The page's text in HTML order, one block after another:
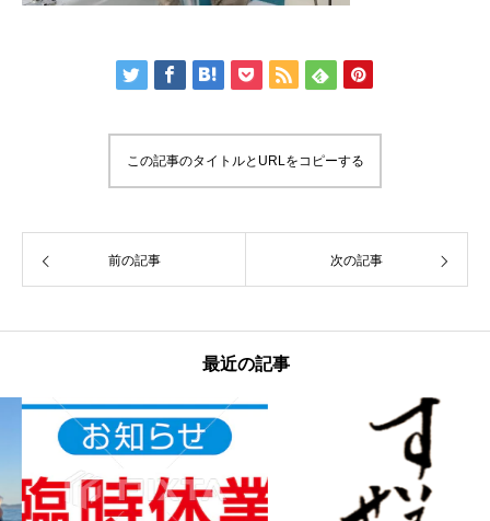
この記事のタイトルとURLをコピーする
前の記事 次の記事
最近の記事